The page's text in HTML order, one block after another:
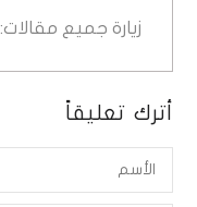
زيارة جميع مقالات:
أترك تعليقاً